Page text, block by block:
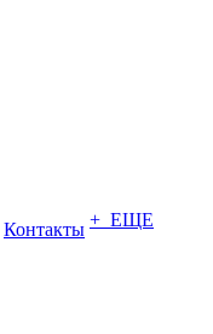
Контакты + ЕЩЕ